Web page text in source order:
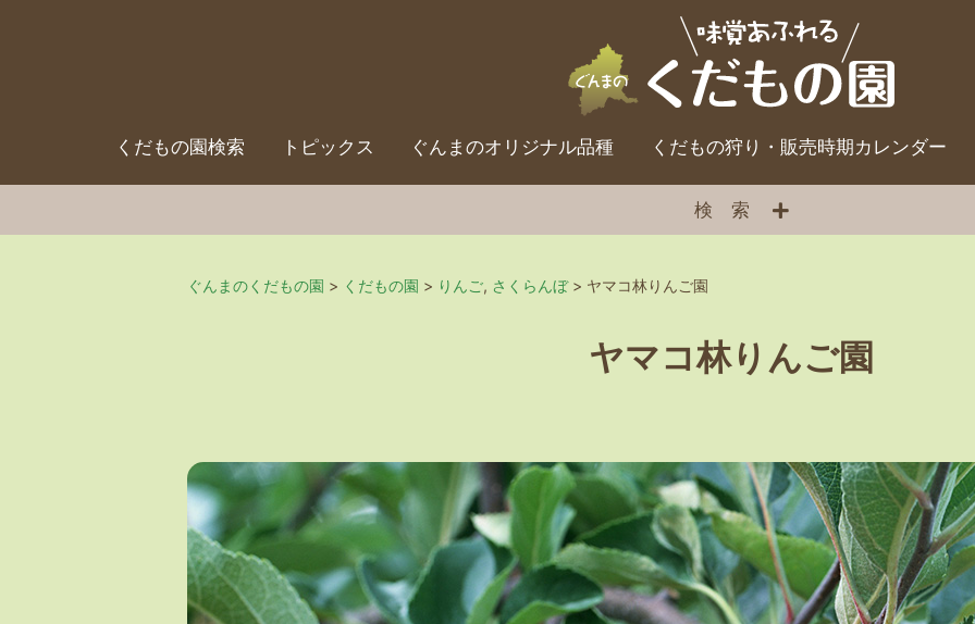
くだもの園検索 トピックス ぐんまのオリジナル品種 くだもの狩り・販売時期カレンダー
検索
ぐんまのくだもの園 > くだもの園 > りんご, さくらんぼ> ヤマコ林りんご園
ヤマコ林りんご園